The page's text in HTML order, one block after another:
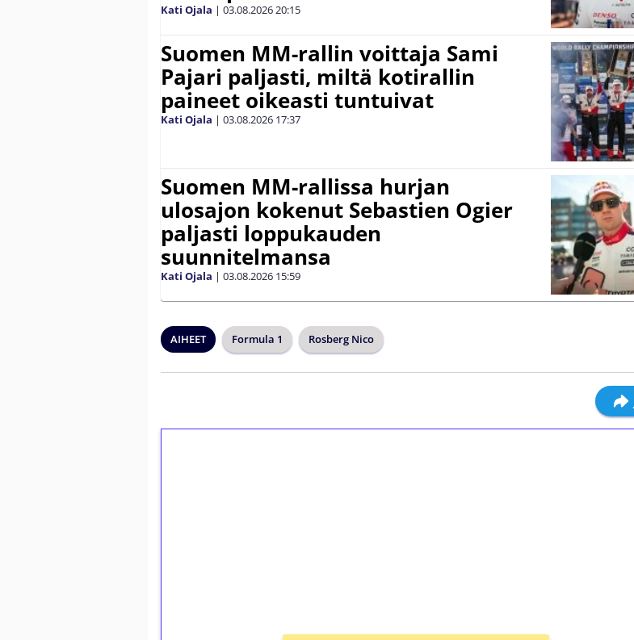
Kati Ojala | 03.08.202620:15
Suomen MM-rallin voittaja Sami
Pajari paljasti, miltä kotirallin
paineet oikeasti tuntuivat
Kati Ojala | 03.08.2026 17:37
Suomen MM-rallissa hurjan
ulosajon kokenut Sebastien Ogier
paljasti loppukauden
suunnitelmansa
Kati Ojala | 03.08.2026 15:59
AIHEET Formula 1 Rosberg Nico